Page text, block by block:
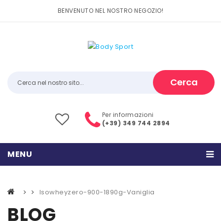
BENVENUTO NEL NOSTRO NEGOZIO!
Cerca
Per informazioni
(+39) 349 744 2894
MENU
PRODOTTI
CATEGORIE
Isowheyzero-900-1890g-Vaniglia
BLOG